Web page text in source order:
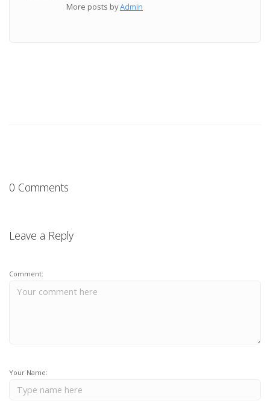
More posts byAdmin
0 Comments
Leave a Reply
Comment:
Your Name: